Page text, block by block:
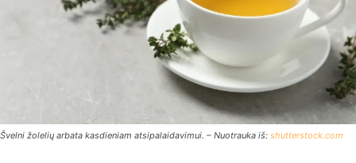
Švelni žolelių arbata kasdieniam atsipalaidavimui. – Nuotrauka iš: shutterstock.com